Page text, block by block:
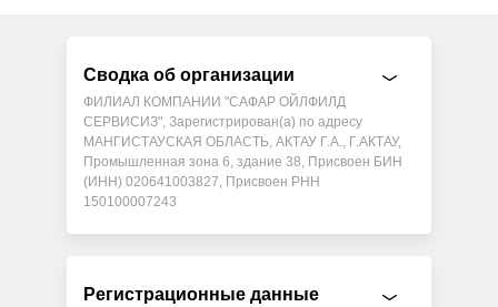
Сводка об организации
ФИЛИАЛ КОМПАНИИ "САФАР ОЙЛФИЛД
СЕРВИСИЗ", Зарегистрирован(а) по адресу
МАНГИСТАУСКАЯ ОБЛАСТЬ, АКТАУ Г.А., Г.АКТАУ,
Промышленная зона 6, здание 38, Присвоен БИН
(ИНН) 020641003827, Присвоен РНН
150100007243
Регистрационные данные